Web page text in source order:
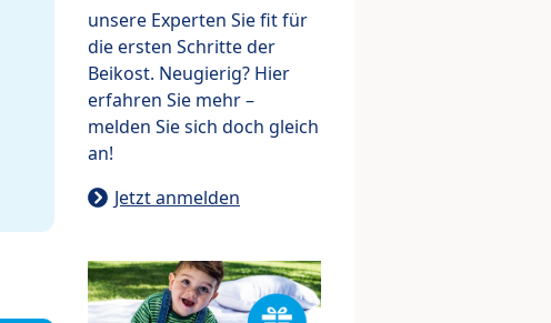
unsere Experten Sie fit für
die ersten Schritte der
Beikost. Neugierig? Hier
erfahren Sie mehr –
melden Sie sich doch gleich
an!
Jetzt anmelden